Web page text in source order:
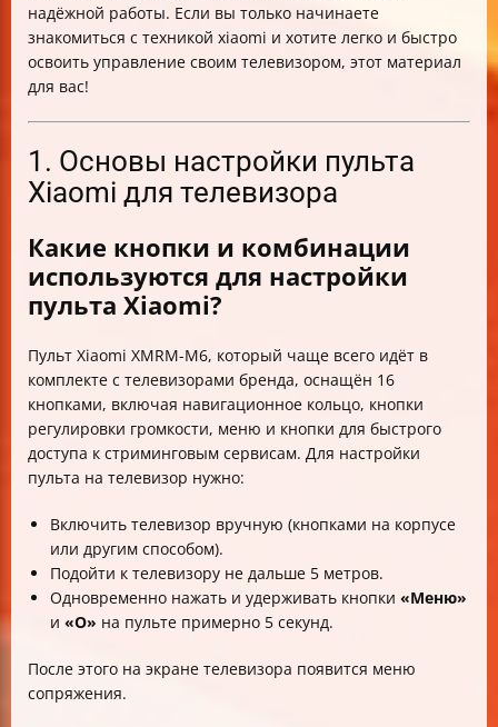
надёжной работы. Если вы только начинаете
знакомиться с техникой xiaomi и хотите легко и быстро
освоить управление своим телевизором, этот материал
для вас!
1. Основы настройки пульта
Xiaomi для телевизора
Какие кнопки и комбинации
используются для настройки
пульта Xiaomi?
Пульт Xiaomi XMRM-M6, который чаще всего идёт в
комплекте с телевизорами бренда, оснащён 16
кнопками, включая навигационное кольцо, кнопки
регулировки громкости, меню и кнопки для быстрого
доступа к стриминговым сервисам. Для настройки
пульта на телевизор нужно:
Включить телевизор вручную (кнопками на корпусе
или другим способом).
Подойти к телевизору не дальше 5 метров.
Одновременно нажать и удерживать кнопки «Меню»
и «О» на пульте примерно 5 секунд.
После этого на экране телевизора появится меню
сопряжения.